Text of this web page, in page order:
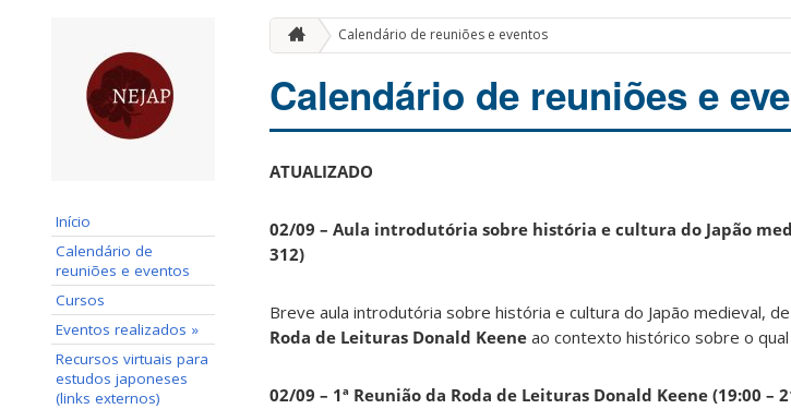
Início
Calendário de
reuniões e eventos
Cursos
Eventos realizados »
Recursos virtuais para
estudos japoneses
(links externos)
Calendário de reuniões e eventos
Calendário de reuniões e
ATUALIZADO
02/09 – Aula introdutória sobre história e cultura do Japão
312)
Breve aula introdutória sobre história e cultura do Japão medieval,
Roda de Leituras Donald Keene ao contexto histórico sobre o
02/09 – 1ª Reunião da Roda de Leituras Donald Keene (19:00 –